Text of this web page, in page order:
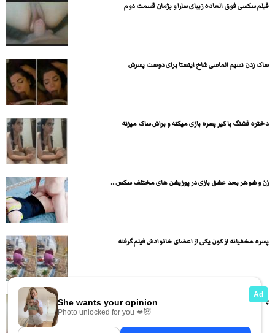
فیلم سکسی فوق العاده زیبای سارا و پژمان قسمت دوم
ساک زدن نسیم الماسی شاخ اینستا برای دوست پسرش
دختره قشنگ با کیر پسره بازی میکنه و براش ساک میزنه
زن و شوهر بعد عشق بازی در پوزیشن های مختلف سکس...
پسره مخفیانه از کون یکی از اعضای خانوادش فیلم گرفته
پسره دختره رو اول لنگ در هوا میکنه بعد داگی میکنه...